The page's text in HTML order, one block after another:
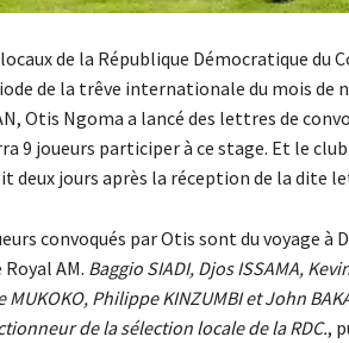
de la République Démocratique du
de la trêve internationale du mois de
Otis Ngoma a lancé des lettres de
9 joueurs participer à ce stage. Et le
deux jours après la réception de la dite
convoqués par Otis sont du voyage
AM. Baggio SIADI, Djos ISSAMA,
MUKOKO, Philippe KINZUMBI et John
de la sélection locale de la RDC.,